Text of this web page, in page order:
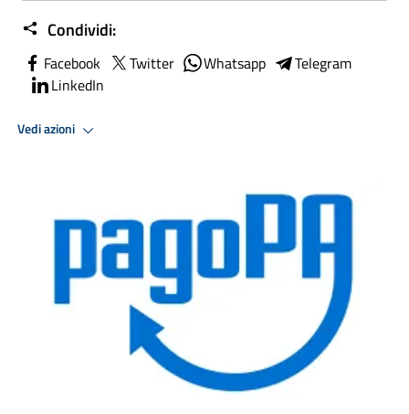
Condividi:
Facebook Twitter Whatsapp
Telegram
LinkedIn
Vedi azioni